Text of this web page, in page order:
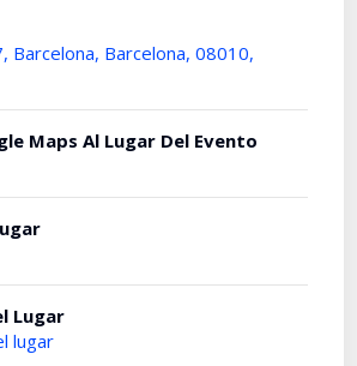
Barcelona, Barcelona, 08010,
Maps Al Lugar Del Evento
Lugar
lugar